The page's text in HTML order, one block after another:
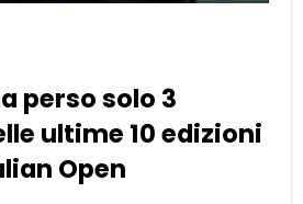
perso solo 3
ultime 10 edizioni
Open